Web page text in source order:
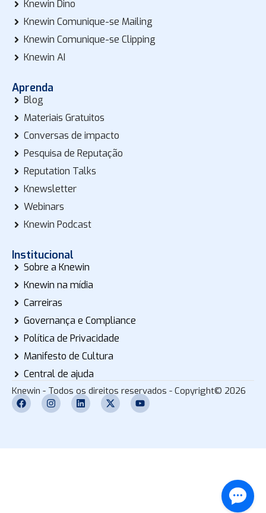
Knewin Dino
Knewin Comunique-se Mailing
Knewin Comunique-se Clipping
Knewin AI
Aprenda
Blog
Materiais Gratuitos
Conversas de impacto
Pesquisa de Reputação
Reputation Talks
Knewsletter
Webinars
Knewin Podcast
Institucional
Sobre a Knewin
Knewin na mídia
Carreiras
Governança e Compliance
Política de Privacidade
Manifesto de Cultura
Central de ajuda
Knewin - Todos os direitos reservados - Copyright© 2026